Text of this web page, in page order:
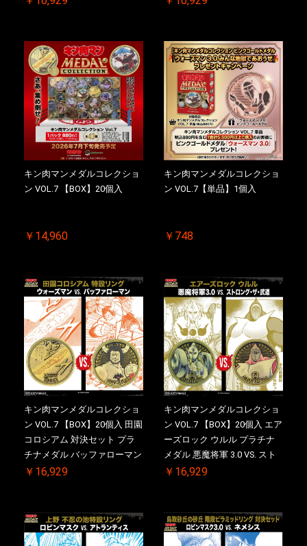
斉出荷予定
メダル(非売品)付
キン肉マンメダルコレクショ
ン VOL.7 【BOX】20個入
￥14,960
キン肉マンメダルコレクショ
ン VOL.7【単品】1個入
￥748
キン肉マンメダルコレクショ
ン VOL.7 【BOX】20個入 田園
コロシアム 対決セット プラ
チナメダル バッファローマン
2.0 顎髭 Ver. VS. 光の矢 初回
メダル(非売品)付
￥16,929
キン肉マンメダルコレクショ
ン VOL.7 【BOX】20個入 エア
ーズロック ウルル プラチナ
メダル 悪魔将軍 3.0 VS. スト
ロング・ザ・武道 初回シリア
売品)付
￥16,929